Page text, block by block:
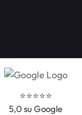
⭐️⭐️⭐️⭐️⭐️
5,0 su Google